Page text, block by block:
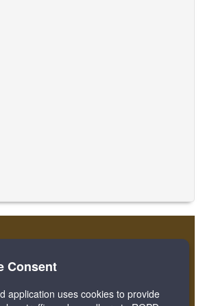
تسجيل الدخول
ترجمة الموسيقى
Consent
application uses cookies to provide